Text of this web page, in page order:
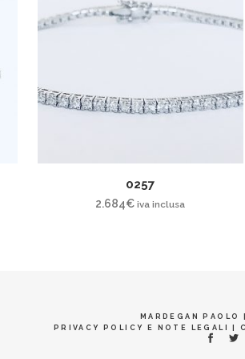
0257
2.684€ iva inclusa
MARDEGAN
PRIVACY POLICY E NOTE LEGALI
|